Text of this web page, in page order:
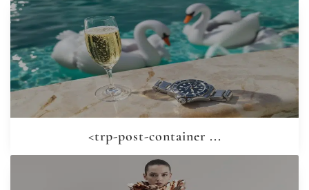
<trp-post-container ...